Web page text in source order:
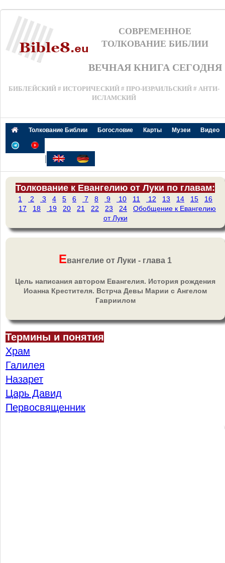
СОВРЕМЕННОЕ
ТОЛКОВАНИЕ БИБЛИИ
ВЕЧНАЯ КНИГА СЕГОДНЯ
БИБЛЕЙСКИЙ # ИСТОРИЧЕСКИЙ # ПРО-ИЗРАИЛЬСКИЙ # АНТИ-
ИСЛАМСКИЙ
Толкование Библии Богословие Карты Музеи Видео
|
Толкование к Евангелию от Луки по главам:
1 2 3 4 5 6 7 8 9 10 11 12 13 14 15
16
17
18 19 20 21 22 23 24
Обобщение к Евангелию
от Луки
Евангелие от Луки - глава 1
Цель написания автором Евангелия. История рождения
Иоанна Крестителя. Встрча Девы Марии с Ангелом
Гавриилом
Термины и понятия
Храм
Галилея
Назарет
Царь Давид
Первосвященник